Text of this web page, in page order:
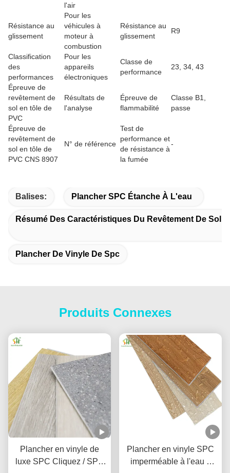
l'air
Résistance au
glissement
Pour les
véhicules à
moteur à
combustion
Résistance au
glissement
R9
Classification
des
performances
Pour les
appareils
électroniques
Classe de
performance
23, 34, 43
Épreuve de
revêtement de
sol en tôle de
PVC
Résultats de
l'analyse
Épreuve de
flammabilité
Classe B1,
passe
Épreuve de
revêtement de
sol en tôle de
PVC CNS 8907
N° de référence
Test de
performance et
de résistance à
la fumée
-
Balises: Plancher SPC Étanche À L'eau
Résumé Des Caractéristiques Du Revêtement De Sol
Plancher De Vinyle De Spc
Produits Connexes
Plancher en vinyle de
luxe SPC Cliquez / SPC
Plancher en vinyle SPC
imperméable à l'eau 5